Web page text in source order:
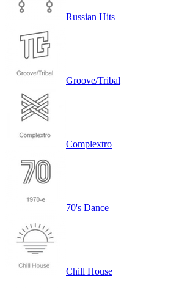
Russian Hits
Groove/Tribal
Complextro
70's Dance
Chill House